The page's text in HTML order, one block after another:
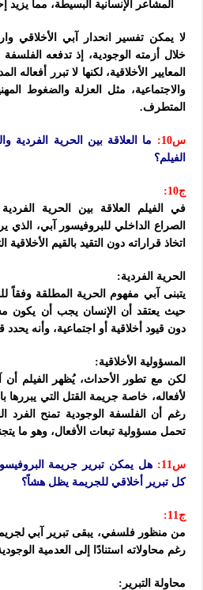
المشاعر الإنسانية البسيطة، مما يزيد
لا يمكن تفسير انحدار آبي الأخلاقي
خلال أزمته الوجودية، إذ تدفعه
المعايير الأخلاقية، لكنها لا تبرر
والاجتماعية، مثل العزلة والضغوط
المتطرف.
س10:
ما العلاقة بين الحرية الفردية
الفيلم؟
ج10:
في الفيلم العلاقة بين الحرية
الصراع الداخلي للبروفيسور آبي،
اتخاذ قراراته دون التقيد بالقيم الأخلاقية
الحرية الفردية:
يتبنى آبي مفهوم الحرية المطلقة وفقاً
حيث يعتقد أن الإنسان يجب أن يكون
دون قيود أخلاقية أو اجتماعية، وأنه يحدد
المسؤولية الأخلاقية:
لكن مع تطور الأحداث، يُظهر الفيلم أن
لأفعاله، خاصة جريمة القتل التي يبررها
رغم أن الفلسفة الوجودية تمنح الفرد
تحمل مسؤولية تبعات الأفعال، وهو ما
س11:
هل يمكن تبرير جريمة
كل تبرير أخلاقي للجريمة يظل هشاً؟
ج11:
من منظور فلسفي، يبقى تبرير آبي
رغم محاولاته استنادًا إلى العدمية
محاولة التبرير: